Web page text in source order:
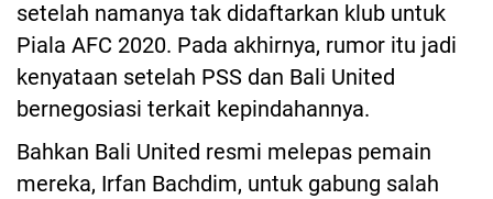
setelah namanya tak didaftarkan klub untuk
Piala AFC 2020. Pada akhirnya, rumor itu jadi
kenyataan setelah PSS dan Bali United
bernegosiasi terkait kepindahannya.
Bahkan Bali United resmi melepas pemain
mereka, Irfan Bachdim, untuk gabung salah